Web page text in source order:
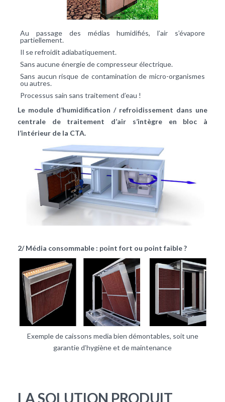
Au passage des médias humidifiés, l’air s’évapore
partiellement.
Il se refroidit adiabatiquement.
Sans aucune énergie de compresseur électrique.
Sans aucun risque de contamination de micro-organismes
ou autres.
Processus sain sans traitement d’eau !
Le module d’humidification / refroidissement dans une
centrale de traitement d’air s’intègre en bloc à
l’intérieur de la CTA.
2/ Média consommable : point fort ou point faible ?
Exemple de caissons media bien démontables, soit une
garantie d’hygiène et de maintenance
LA SOLUTION PRODUIT